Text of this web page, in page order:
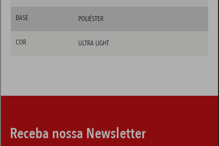
BASE POLIÉSTER
COR ULTRA LIGHT
Receba nossa Newsletter